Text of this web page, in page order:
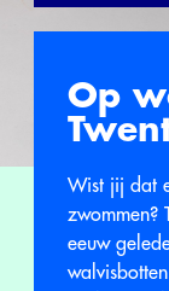
Op
Wist jij dat
zwommen?
eeuw